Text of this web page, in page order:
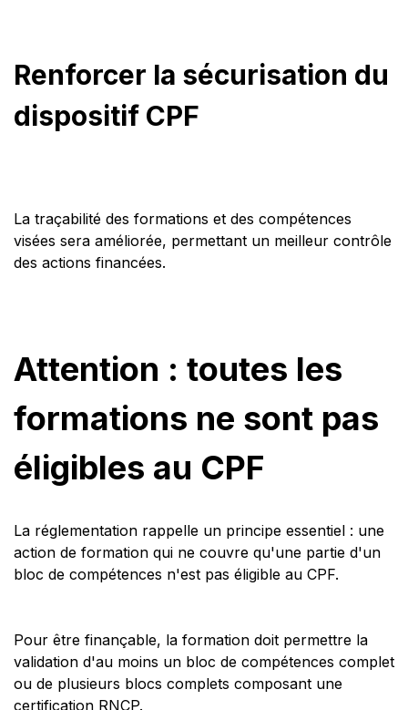
Renforcer la sécurisation du
dispositif CPF
La traçabilité des formations et des compétences
visées sera améliorée, permettant un meilleur contrôle
des actions financées.
Attention : toutes les
formations ne sont pas
éligibles au CPF
La réglementation rappelle un principe essentiel : une
action de formation qui ne couvre qu'une partie d'un
bloc de compétences n'est pas éligible au CPF.
Pour être finançable, la formation doit permettre la
validation d'au moins un bloc de compétences complet
ou de plusieurs blocs complets composant une
certification RNCP.